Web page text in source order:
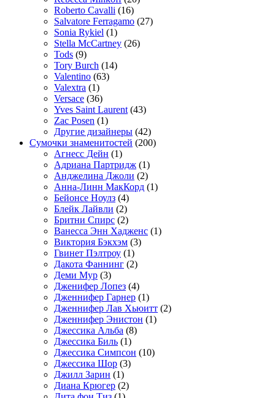
Roberto Cavalli (16)
Salvatore Ferragamo (27)
Sonia Rykiel (1)
Stella McCartney (26)
Tods (9)
Tory Burch (14)
Valentino (63)
Valextra (1)
Versace (36)
Yves Saint Laurent (43)
Zac Posen (1)
Другие дизайнеры (42)
Сумочки знаменитостей (200)
Агнесс Дейн (1)
Адриана Партридж (1)
Анджелина Джоли (2)
Анна-Линн МакКорд (1)
Бейонсе Ноулз (4)
Блейк Лайвли (2)
Бритни Спирс (2)
Ванесса Энн Хадженс (1)
Виктория Бэкхэм (3)
Гвинет Пэлтроу (1)
Дакота Фаннинг (2)
Деми Мур (3)
Дженифер Лопез (4)
Дженнифер Гарнер (1)
Дженнифер Лав Хьюитт (2)
Дженнифер Энистон (1)
Джессика Альба (8)
Джессика Биль (1)
Джессика Симпсон (10)
Джессика Шор (3)
Джилл Зарин (1)
Диана Крюгер (2)